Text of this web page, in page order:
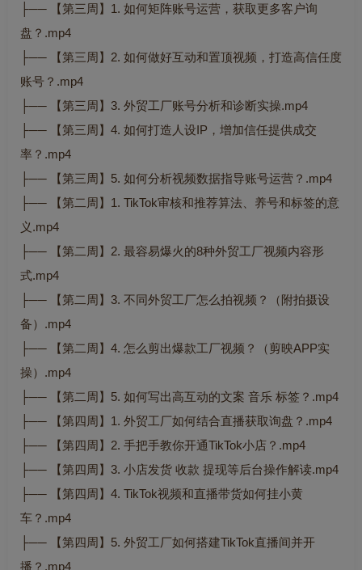
├── 【第三周】1. 如何矩阵账号运营，获取更多客户询
盘？.mp4
├── 【第三周】2. 如何做好互动和置顶视频，打造高信任度
账号？.mp4
├── 【第三周】3. 外贸工厂账号分析和诊断实操.mp4
├── 【第三周】4. 如何打造人设IP，增加信任提供成交
率？.mp4
├── 【第三周】5. 如何分析视频数据指导账号运营？.mp4
├── 【第二周】1. TikTok审核和推荐算法、养号和标签的意
义.mp4
├── 【第二周】2. 最容易爆火的8种外贸工厂视频内容形
式.mp4
├── 【第二周】3. 不同外贸工厂怎么拍视频？（附拍摄设
备）.mp4
├── 【第二周】4. 怎么剪出爆款工厂视频？（剪映APP实
操）.mp4
├── 【第二周】5. 如何写出高互动的文案 音乐 标签？.mp4
├── 【第四周】1. 外贸工厂如何结合直播获取询盘？.mp4
├── 【第四周】2. 手把手教你开通TikTok小店？.mp4
├── 【第四周】3. 小店发货 收款 提现等后台操作解读.mp4
├── 【第四周】4. TikTok视频和直播带货如何挂小黄
车？.mp4
├── 【第四周】5. 外贸工厂如何搭建TikTok直播间并开
播？.mp4